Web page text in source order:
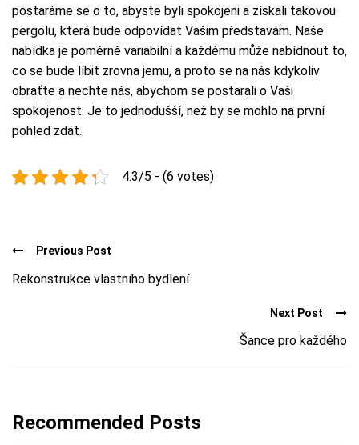
postaráme se o to, abyste byli spokojeni a získali takovou
pergolu, která bude odpovídat Vašim představám. Naše
nabídka je poměrně variabilní a každému může nabídnout to,
co se bude líbit zrovna jemu, a proto se na nás kdykoliv
obraťte a nechte nás, abychom se postarali o Vaši
spokojenost. Je to jednodušší, než by se mohlo na první
pohled zdát.
4.3/5 - (6 votes)
Previous Post
Rekonstrukce vlastního bydlení
Next Post
Šance pro každého
Recommended Posts